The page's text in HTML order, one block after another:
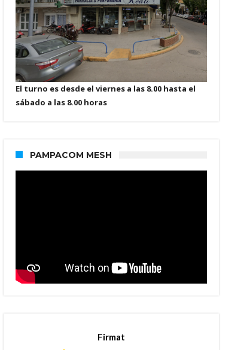
El turno es desde el viernes a las 8.00 hasta el
sábado a las 8.00 horas
PAMPACOM MESH
Firmat